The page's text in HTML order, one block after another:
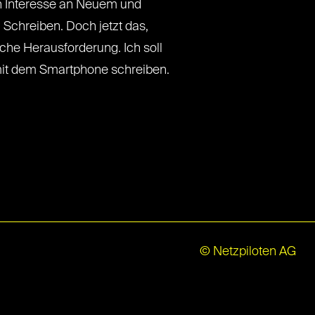
an Neuem und
Doch jetzt das,
Herausforderung. Ich soll
dem Smartphone schreiben.
© Netzpiloten AG